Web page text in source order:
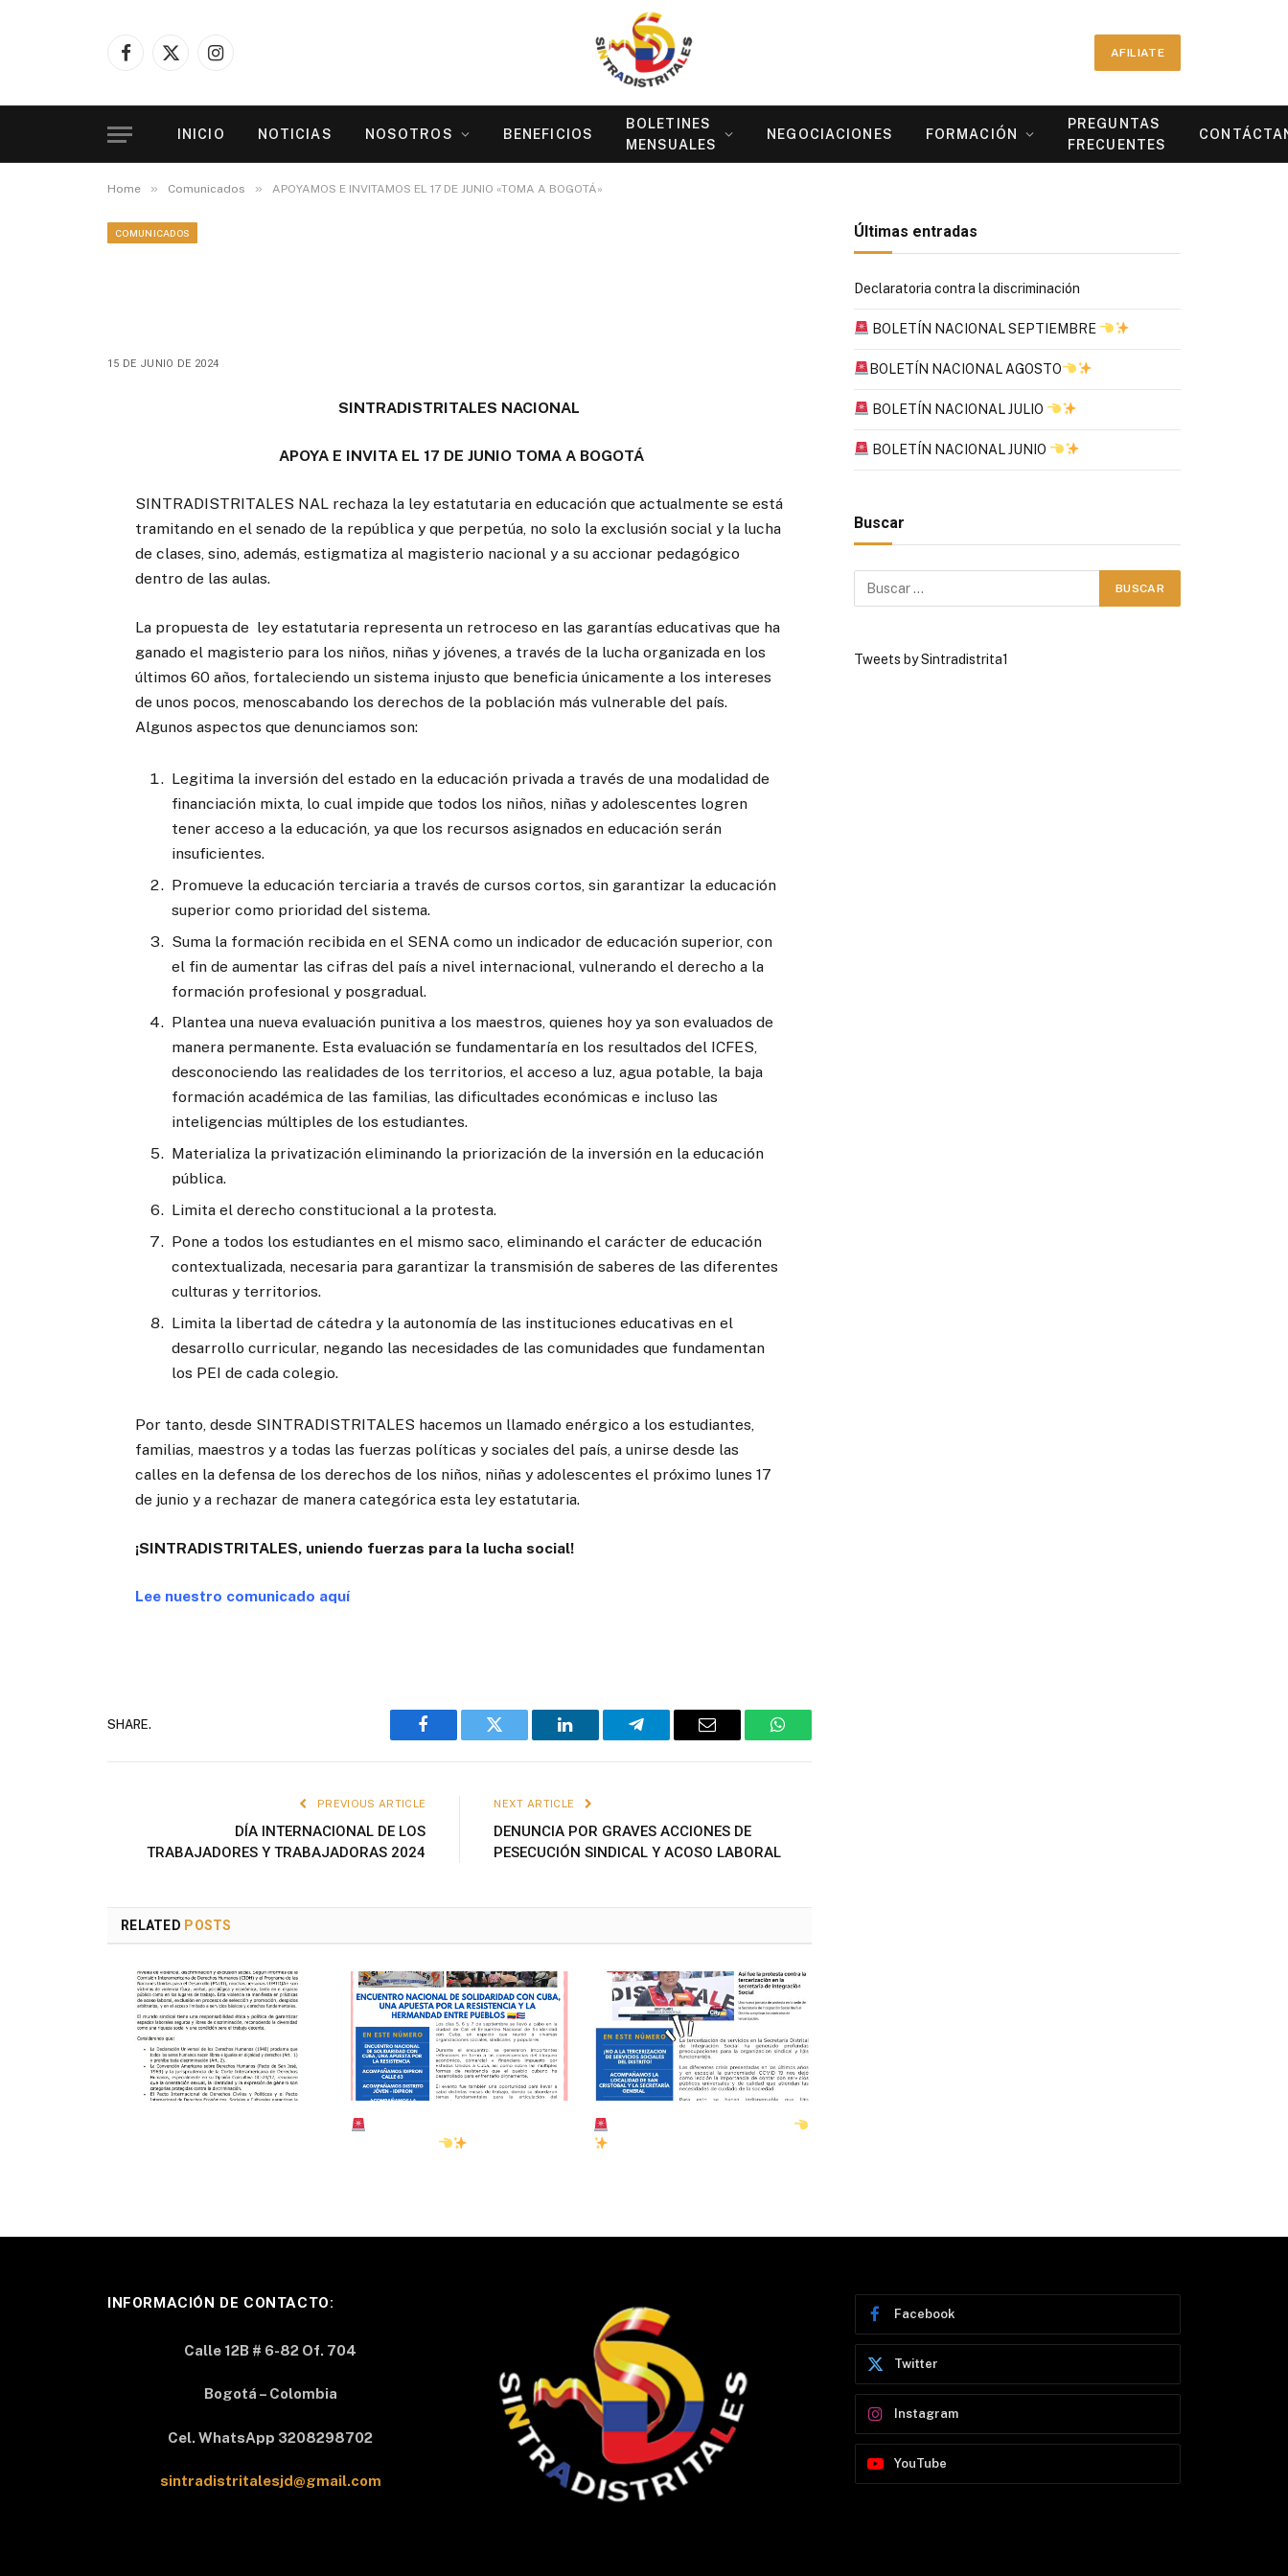
Facebook
X
Instagram
AFILIATE
INICIO NOTICIAS NOSOTROS BENEFICIOS
BOLETINES
MENSUALES
NEGOCIACIONES FORMACIÓN
PREGUNTAS
FRECUENTES
Home » Comunicados » APOYAMOS E INVITAMOS EL 17 DE JUNIO «TOMA A BOGOTÁ»
COMUNICADOS
15 DE JUNIO DE 2024
SINTRADISTRITALES NACIONAL
APOYA E INVITA EL 17 DE JUNIO TOMA A BOGOTÁ
SINTRADISTRITALES NAL rechaza la ley estatutaria en educación que actualmente se está
tramitando en el senado de la república y que perpetúa, no solo la exclusión social y la lucha
de clases, sino, además, estigmatiza al magisterio nacional y a su accionar pedagógico
dentro de las aulas.
La propuesta de ley estatutaria representa un retroceso en las garantías educativas que ha
ganado el magisterio para los niños, niñas y jóvenes, a través de la lucha organizada en los
últimos 60 años, fortaleciendo un sistema injusto que beneficia únicamente a los intereses
de unos pocos, menoscabando los derechos de la población más vulnerable del país.
Algunos aspectos que denunciamos son:
Legitima la inversión del estado en la educación privada a través de una modalidad de
financiación mixta, lo cual impide que todos los niños, niñas y adolescentes logren
tener acceso a la educación, ya que los recursos asignados en educación serán
insuficientes.
Promueve la educación terciaria a través de cursos cortos, sin garantizar la educación
superior como prioridad del sistema.
Suma la formación recibida en el SENA como un indicador de educación superior, con
el fin de aumentar las cifras del país a nivel internacional, vulnerando el derecho a la
formación profesional y posgradual.
Plantea una nueva evaluación punitiva a los maestros, quienes hoy ya son evaluados de
manera permanente. Esta evaluación se fundamentaría en los resultados del ICFES,
desconociendo las realidades de los territorios, el acceso a luz, agua potable, la baja
formación académica de las familias, las dificultades económicas e incluso las
inteligencias múltiples de los estudiantes.
Materializa la privatización eliminando la priorización de la inversión en la educación
pública.
Limita el derecho constitucional a la protesta.
Pone a todos los estudiantes en el mismo saco, eliminando el carácter de educación
contextualizada, necesaria para garantizar la transmisión de saberes de las diferentes
culturas y territorios.
Limita la libertad de cátedra y la autonomía de las instituciones educativas en el
desarrollo curricular, negando las necesidades de las comunidades que fundamentan
los PEI de cada colegio.
Por tanto, desde SINTRADISTRITALES hacemos un llamado enérgico a los estudiantes,
familias, maestros y a todas las fuerzas políticas y sociales del país, a unirse desde las
calles en la defensa de los derechos de los niños, niñas y adolescentes el próximo lunes 17
de junio y a rechazar de manera categórica esta ley estatutaria.
¡SINTRADISTRITALES, uniendo fuerzas para la lucha social!
Lee nuestro comunicado aquí
SHARE.
Facebook Twitter LinkedIn Telegram Email WhatsApp
PREVIOUS ARTICLE
DÍA INTERNACIONAL DE LOS
TRABAJADORES Y TRABAJADORAS 2024
NEXT ARTICLE
DENUNCIA POR GRAVES ACCIONES DE
PESECUCIÓN SINDICAL Y ACOSO LABORAL
RELATED POSTS
Últimas entradas
Declaratoria contra la discriminación
BOLETÍN NACIONAL SEPTIEMBRE
BOLETÍN NACIONAL AGOSTO
BOLETÍN NACIONAL JULIO
BOLETÍN NACIONAL JUNIO
Buscar
Tweets by Sintradistrita1
INFORMACIÓN DE CONTACTO:
Calle 12B # 6-82 Of. 704
Bogotá – Colombia
Cel. WhatsApp 3208298702
sintradistritalesjd@gmail.com
Facebook
Twitter
Instagram
YouTube